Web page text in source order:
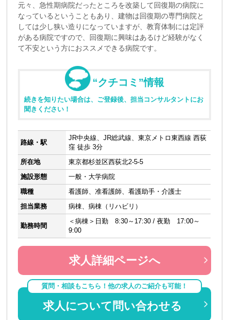
元々、急性期病院だったところを改築して回復期の病院に
なっているということもあり、建物は回復期の専門病院と
しては少し狭い造りになっていますが、教育体制には定評
がある病院ですので、回復期に興味はあるけど経験がなく
て不安という方におススメできる病院です。
“クチコミ”情報
続きを知りたい場合は、ご登録後、担当コンサルタントにお
聞きください！
路線・駅
JR中央線、JR総武線、東京メトロ東西線 西荻
窪 徒歩 3分
所在地
東京都杉並区西荻北2-5-5
施設形態
一般・大学病院
職種
看護師、准看護師、看護助手・介護士
担当業務
病棟、病棟（リハビリ）
勤務時間
＜病棟＞日勤 8:30～17:30 / 夜勤 17:00～
9:00
求人詳細ページへ
質問・相談もこちら！他の求人のご紹介も可能！
求人について問い合わせる